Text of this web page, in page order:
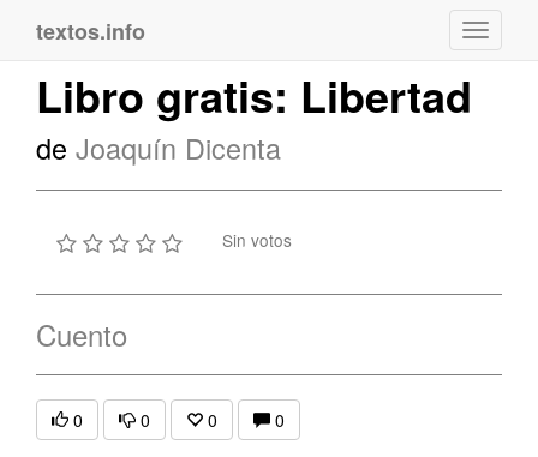
textos.info
Libro gratis: Libertad
de Joaquín Dicenta
Sin votos
Cuento
0 0 0 0